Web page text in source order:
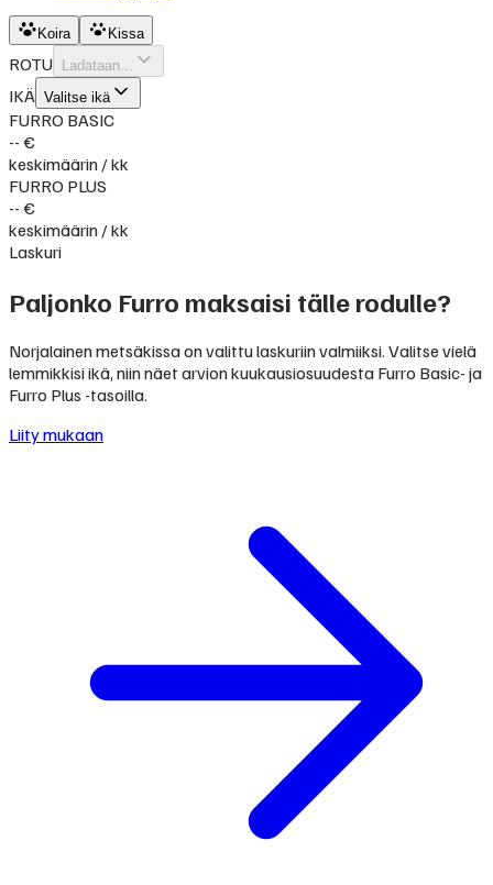
Koira Kissa
ROTU Ladataan...
IKÄ Valitse ikä
FURRO BASIC
-- €
keskimäärin / kk
FURRO PLUS
-- €
keskimäärin / kk
Laskuri
Paljonko Furro maksaisi tälle rodulle?
Norjalainen metsäkissa on valittu laskuriin valmiiksi. Valitse vielä
lemmikkisi ikä, niin näet arvion kuukausiosuudesta Furro Basic- ja
Furro Plus -tasoilla.
Liity mukaan